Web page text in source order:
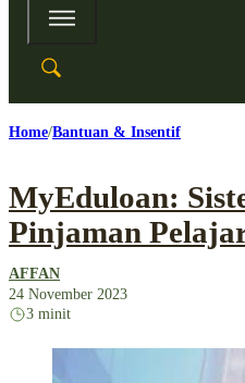
Home Bantuan & Insentif
MyEduloan:
Pinjaman
AFFAN
24 November 2023
3 minit